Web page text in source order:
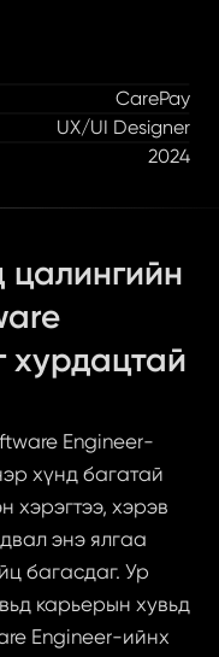
CarePay
UX/UI Designer
2024
цалингийн
хурдацтай
Engineer-
хүнд багатай
хэрэгтээ, хэрэв
энэ ялгаа
багасдаг. Ур
карьерын хувьд
Engineer-ийнх